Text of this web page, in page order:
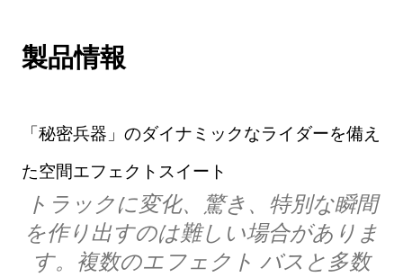
製品情報
「秘密兵器」のダイナミックなライダーを備え
た空間エフェクトスイート
トラックに変化、驚き、特別な瞬間
を作り出すのは難しい場合がありま
す。複数のエフェクト バスと多数